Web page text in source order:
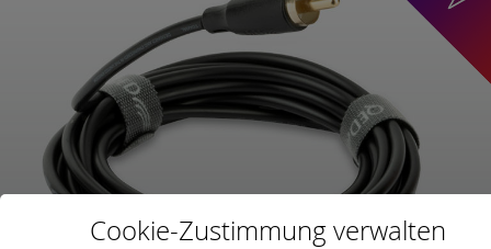
Cookie-Zustimmung verwalten